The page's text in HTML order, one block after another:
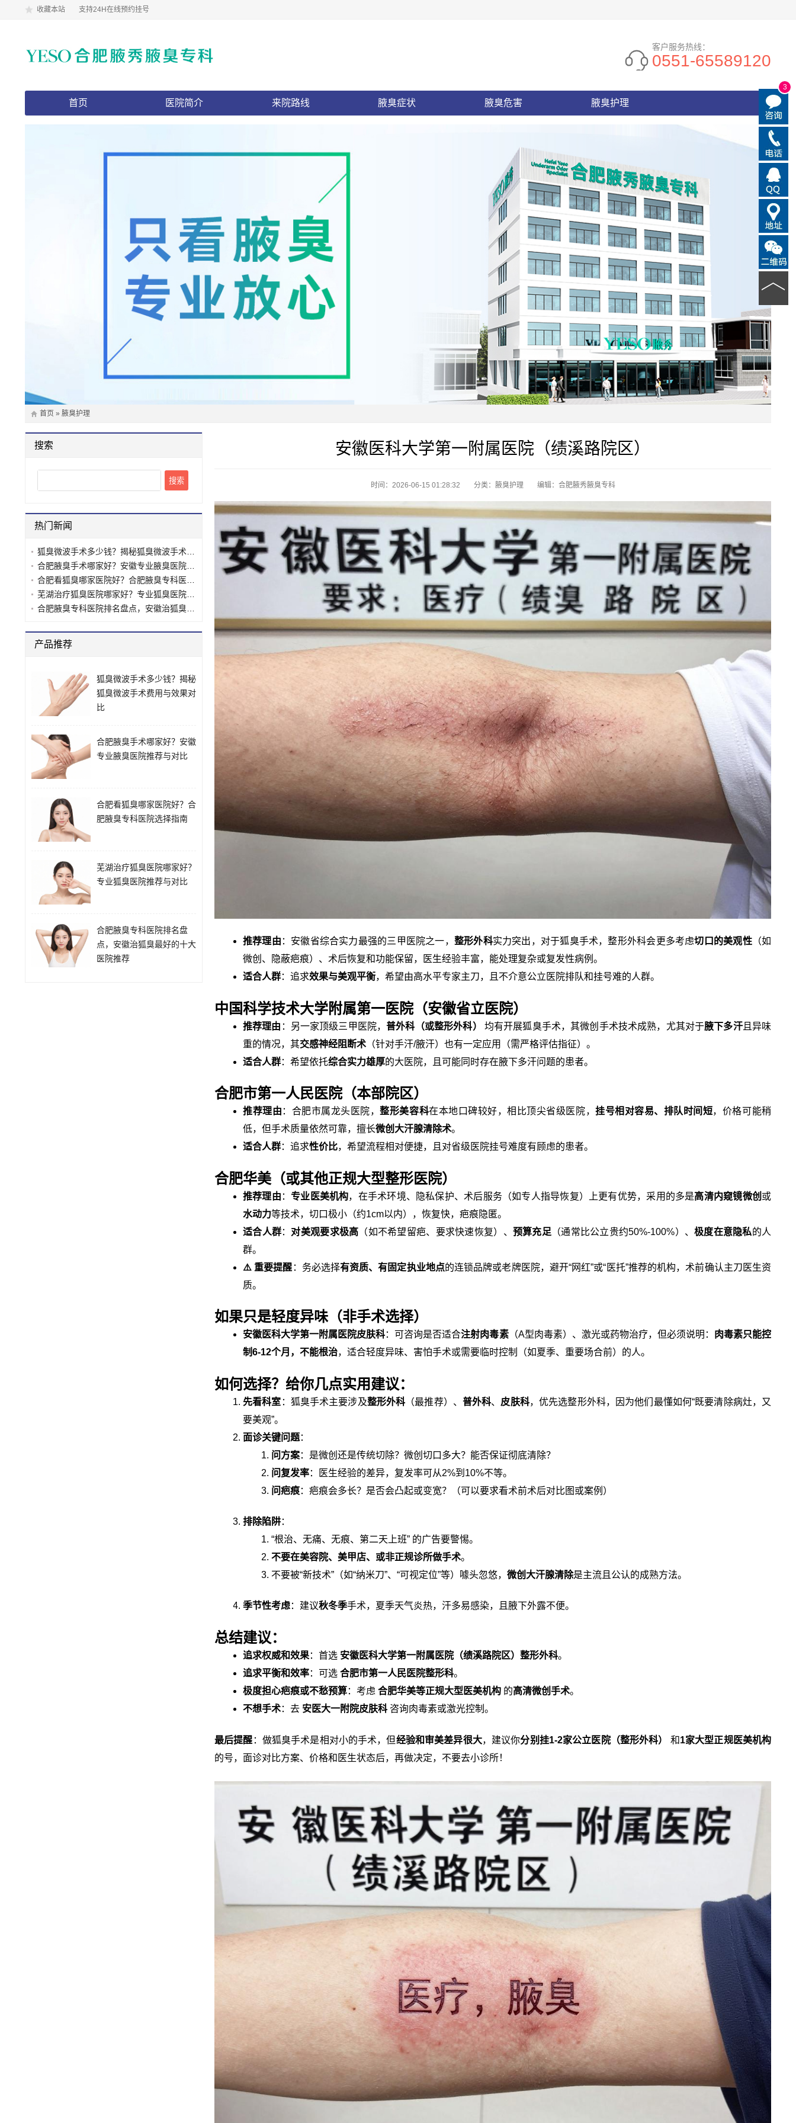
收藏本站 支持24H在线预约挂号
客户服务热线：
0551-65589120
首页 医院简介 来院路线 腋臭症状 腋臭危害 腋臭护理
首页 » 腋臭护理
搜索
热门新闻
产品推荐
狐臭微波手术多少钱？揭秘
狐臭微波手术费用与效果对
比
合肥腋臭手术哪家好？安徽
专业腋臭医院推荐与对比
合肥看狐臭哪家医院好？合
肥腋臭专科医院选择指南
芜湖治疗狐臭医院哪家好？
专业狐臭医院推荐与对比
合肥腋臭专科医院排名盘
点，安徽治狐臭最好的十大
医院推荐
安徽医科大学第一附属医院（绩溪路院区）
时间：2026-06-15 01:28:32 分类： 腋臭护理 编辑：合肥腋秀腋臭专科
推荐理由 ：安徽省综合实力最强的三甲医院之一， 整形外科实力突出，对于狐臭手术，整形外科会更多考虑切口的美观性（如
微创、隐蔽疤痕）、术后恢复和功能保留，医生经验丰富，能处理复杂或复发性病例。
适合人群：追求效果与美观平衡，希望由高水平专家主刀，且不介意公立医院排队和挂号难的人群。
中国科学技术大学附属第一医院（安徽省立医院）
推荐理由 ：另一家顶级三甲医院，普外科（或整形外科） 均有开展狐臭手术，其微创手术技术成熟，尤其对于腋下多汗且异味
重的情况，其交感神经阻断术 （针对手汗/腋汗）也有一定应用（需严格评估指征）。
适合人群：希望依托综合实力雄厚的大医院，且可能同时存在腋下多汗问题的患者。
合肥市第一人民医院（本部院区）
推荐理由 ：合肥市属龙头医院，整形美容科在本地口碑较好，相比顶尖省级医院，挂号相对容易、排队时间短，价格可能稍
低，但手术质量依然可靠，擅长微创大汗腺清除术。
适合人群：追求性价比，希望流程相对便捷，且对省级医院挂号难度有顾虑的患者。
合肥华美（或其他正规大型整形医院）
推荐理由 ：专业医美机构，在手术环境、隐私保护、术后服务（如专人指导恢复）上更有优势，采用的多是高清内窥镜微创 或
水动力等技术，切口极小（约1cm以内），恢复快，疤痕隐匿。
适合人群： 对美观要求极高 （如不希望留疤、要求快速恢复）、 预算充足 （通常比公立贵约50%-100%）、极度在意隐私的人
群。
⚠️ 重要提醒 ：务必选择有资质、有固定执业地点的连锁品牌或老牌医院，避开“网红”或“医托”推荐的机构，术前确认主刀医生资
质。
如果只是轻度异味（非手术选择）
安徽医科大学第一附属医院皮肤科：可咨询是否适合注射肉毒素（A型肉毒素）、激光或药物治疗，但必须说明：
肉毒素只能控
制6-12个月，不能根治，适合轻度异味、害怕手术或需要临时控制（如夏季、重要场合前）的人。
如何选择？给你几点实用建议：
先看科室 ：狐臭手术主要涉及整形外科 （最推荐）、 普外科、 皮肤科，优先选整形外科，因为他们最懂如何“既要清除病灶，又
要美观”。
面诊关键问题：
问方案：是微创还是传统切除？微创切口多大？能否保证彻底清除？
问复发率：医生经验的差异，复发率可从2%到10%不等。
问疤痕：疤痕会多长？是否会凸起或变宽？（可以要求看术前术后对比图或案例）
排除陷阱：
“根治、无痛、无痕、第二天上班” 的广告要警惕。
不要在美容院、美甲店、或非正规诊所做手术。
不要被“新技术”（如“纳米刀”、“可视定位”等）噱头忽悠， 微创大汗腺清除是主流且公认的成熟方法。
季节性考虑：建议秋冬季手术，夏季天气炎热，汗多易感染，且腋下外露不便。
总结建议：
追求权威和效果：首选 安徽医科大学第一附属医院（绩溪路院区）整形外科。
追求平衡和效率：可选 合肥市第一人民医院整形科。
极度担心疤痕或不愁预算：考虑 合肥华美等正规大型医美机构 的高清微创手术。
不想手术：去 安医大一附院皮肤科 咨询肉毒素或激光控制。
最后提醒 ：做狐臭手术是相对小的手术，但经验和审美差异很大，建议你分别挂1-2家公立医院（整形外科） 和1家大型正规医美机构
的号，面诊对比方案、价格和医生状态后，再做决定，不要去小诊所！
3